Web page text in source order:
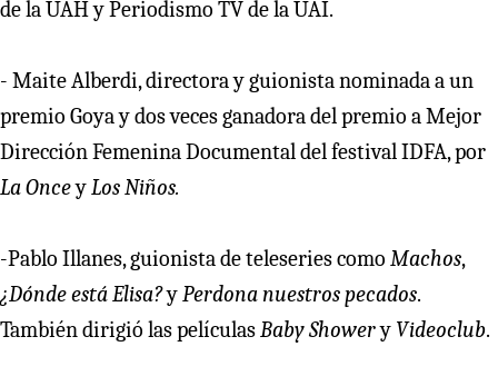
de la UAH y Periodismo TV de la UAI.
- Maite Alberdi, directora y guionista nominada a un
premio Goya y dos veces ganadora del premio a Mejor
Dirección Femenina Documental del festival IDFA, por
La OnceyLos Niños.
-Pablo Illanes, guionista de teleseries como Machos,
¿Dónde está Elisa?yPerdona nuestros pecados.
También dirigió las películasBaby Showery Videoclub.